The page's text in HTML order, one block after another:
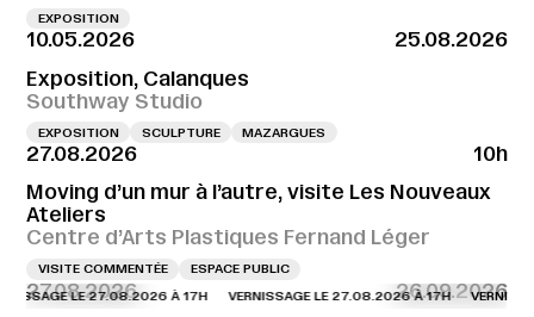
EXPOSITION
10.05.2026
25.08.2026
Exposition, Calanques
Southway Studio
EXPOSITION SCULPTURE MAZARGUES
27.08.2026
10h
Moving d’un mur à l’autre, visite Les Nouveaux
Ateliers
Centre d’Arts Plastiques Fernand Léger
VISITE COMMENTÉE ESPACE PUBLIC
27.08.2026 26.09.2026
LE 27.08.2026 À 17H VERNISSAGE LE 27.08.2026 À 17H VERNISSAGE